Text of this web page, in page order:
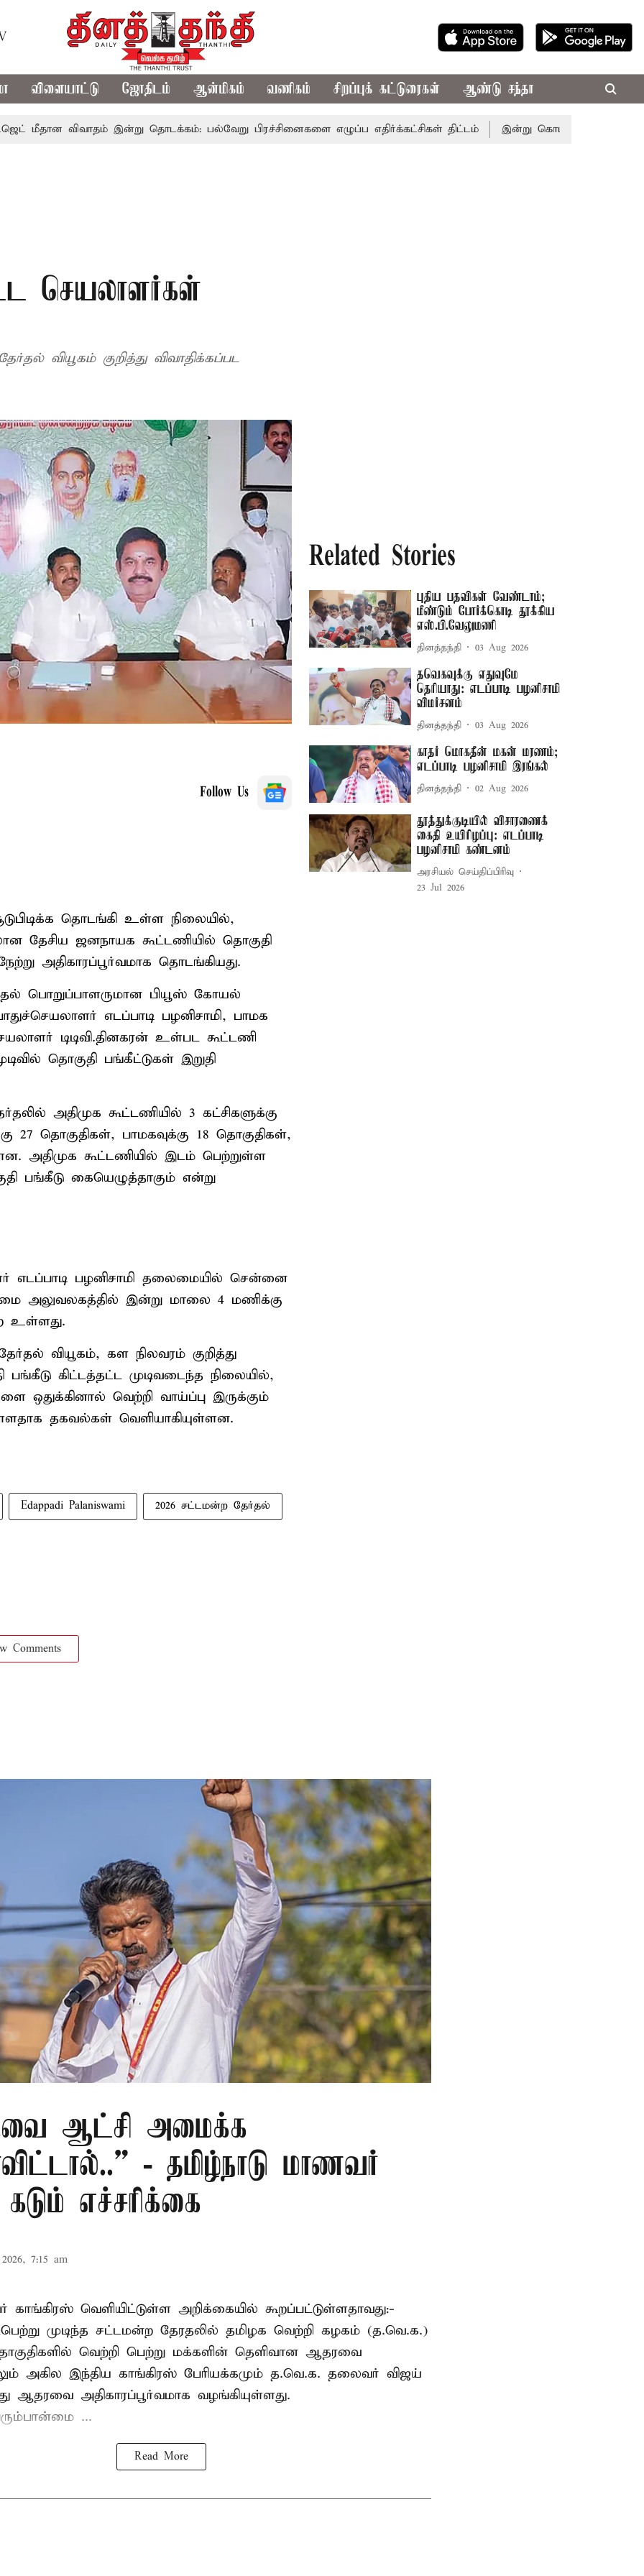
விளையாட்டு ஜோதிடம் ஆன்மிகம் வணிகம் சிறப்புக் கட்டுரைகள் ஆண்டு சந்தா
விவாதம் இன்று தொடக்கம்: பல்வேறு பிரச்சினைகளை எழுப்ப எதிர்க்கட்சிகள் திட்டம் இன்று கொட்டப்போகும் கனமழை..
செயலாளர்கள்
வியூகம் குறித்து விவாதிக்கப்பட
Follow Us
தொடங்கி உள்ள நிலையில்,
தேசிய ஜனநாயக கூட்டணியில் தொகுதி
அதிகாரப்பூர்வமாக தொடங்கியது.
பொறுப்பாளருமான பியூஸ் கோயல்
எடப்பாடி பழனிசாமி, பாமக
டிடிவி.தினகரன் உள்பட கூட்டணி
தொகுதி பங்கீட்டுகள் இறுதி
அதிமுக கூட்டணியில் 3 கட்சிகளுக்கு
27 தொகுதிகள், பாமகவுக்கு 18 தொகுதிகள்,
அதிமுக கூட்டணியில் இடம் பெற்றுள்ள
பங்கீடு கையெழுத்தாகும் என்று
எடப்பாடி பழனிசாமி தலைமையில் சென்னை
அலுவலகத்தில் இன்று மாலை 4 மணிக்கு
உள்ளது.
வியூகம், கள நிலவரம் குறித்து
கிட்டத்தட்ட முடிவடைந்த நிலையில்,
ஒதுக்கினால் வெற்றி வாய்ப்பு இருக்கும்
தகவல்கள் வெளியாகியுள்ளன.
Edappadi Palaniswami 2026 சட்டமன்ற தேர்தல்
Comments
Related Stories
புதிய பதவிகள் வேண்டாம்;
மீண்டும் போர்க்கொடி தூக்கிய
எஸ்.பி.வேலுமணி
தினத்தந்தி 03 Aug 2026
தவெகவுக்கு எதுவுமே
தெரியாது: எடப்பாடி பழனிசாமி
விமர்சனம்
தினத்தந்தி 03 Aug 2026
காதர் மொகதீன் மகன் மரணம்;
எடப்பாடி பழனிசாமி இரங்கல்
தினத்தந்தி 02 Aug 2026
தூத்துக்குடியில் விசாரணைக்
கைதி உயிரிழப்பு: எடப்பாடி
பழனிசாமி கண்டனம்
அரசியல் செய்திப்பிரிவு
23 Jul 2026
ஆட்சி அமைக்க
- தமிழ்நாடு மாணவர்
எச்சரிக்கை
7:15 am
காங்கிரஸ் வெளியிட்டுள்ள அறிக்கையில் கூறப்பட்டுள்ளதாவது:-
முடிந்த சட்டமன்ற தேரதலில் தமிழக வெற்றி கழகம் (த.வெ.க.)
வெற்றி பெற்று மக்களின் தெளிவான ஆதரவை
அகில இந்திய காங்கிரஸ் பேரியக்கமும் த.வெ.க. தலைவர் விஜய்
ஆதரவை அதிகாரப்பூர்வமாக வழங்கியுள்ளது.
...
Read More